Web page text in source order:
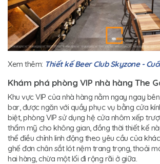
Xem thêm: Thiết kế Beer Club Skyzone -
Khám phá phòng VIP nhà hàng The
Khu vực VIP của nhà hàng nằm ngay ngay
bar, được ngăn với quầy phục vụ bằng cửa
biệt, phòng VIP sử dụng hệ cửa nhôm xếp
thẩm mỹ cho không gian, đồng thời thiết kế
thể điều chỉnh linh động theo yêu cầu của
ghế đơn chân sắt lót nệm trang trọng, thoải
hai hàng, chừa một lối đi rộng rãi ở giữa.